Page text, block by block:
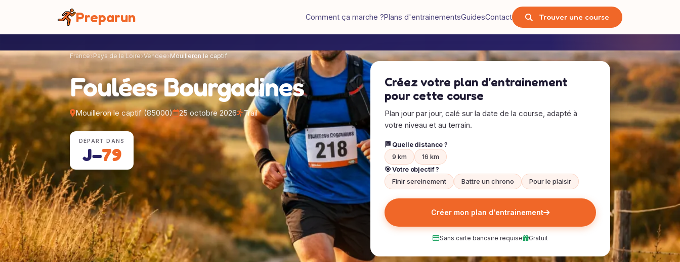
Preparun Comment ça marche ?Plans d'entrainementsGuidesContact Trouver une course
France Pays de la Loire Vendee Mouilleron le captif
Foulées Bourgadines
Mouilleron le captif (85000) 25 octobre 2026 Trail
DÉPART DANS
J−79
Créez votre plan d'entrainement
pour cette course
Plan jour par jour, calé sur la date de la course, adapté à
votre niveau et au terrain.
🏁 Quelle distance ?
9 km
16 km
🎯 Votre objectif ?
Finir sereinement
Battre un chrono Pour le plaisir
Créer mon plan d'entrainement
Sans carte bancaire requise Gratuit